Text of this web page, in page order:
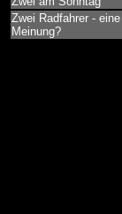
Zwei Radfahrer - eine
Meinung?